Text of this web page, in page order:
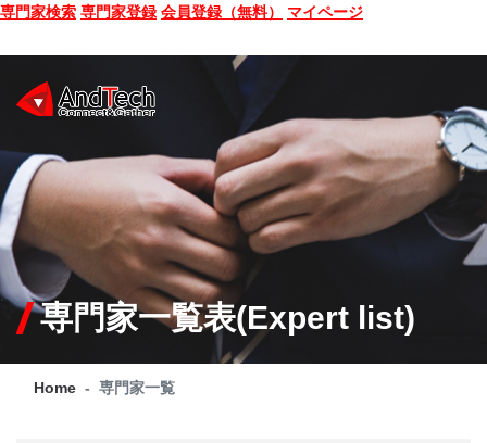
専門家検索 専門家登録 会員登録（無料） マイページ
SEMINAR
BOOK
CONSULTING
SERVICE
Q&A
専門家一覧表(Expert list)
Home 専門家一覧